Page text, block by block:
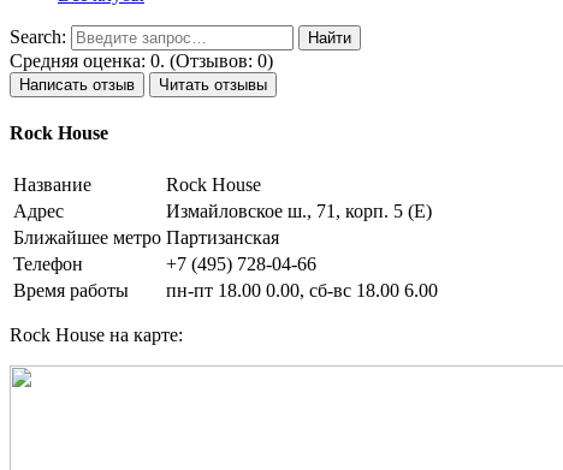
Search:
Средняя оценка: 0. (Отзывов: 0)
Написать отзыв Читать отзывы
Rock House
Название
Rock House
Адрес
Измайловское ш., 71, корп. 5 (Е)
Ближайшее метро Партизанская
Телефон
+7 (495) 728-04-66
Время работы
пн-пт 18.00 0.00, сб-вс 18.00 6.00
Rock House на карте: